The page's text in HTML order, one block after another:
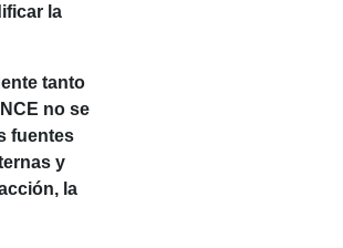
la
tanto
no se
fuentes
y
la